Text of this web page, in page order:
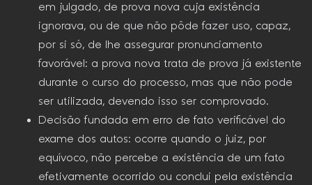
em julgado, de prova nova cuja existência
ignorava, ou de que não pôde fazer uso, capaz,
por si só, de lhe assegurar pronunciamento
favorável: a prova nova trata de prova já existente
durante o curso do processo, mas que não pode
ser utilizada, devendo isso ser comprovado.
Decisão fundada em erro de fato verificável do
exame dos autos: ocorre quando o juiz, por
equívoco, não percebe a existência de um fato
efetivamente ocorrido ou conclui pela existência